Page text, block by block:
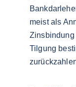
meist als
Zinsbindung
Tilgung